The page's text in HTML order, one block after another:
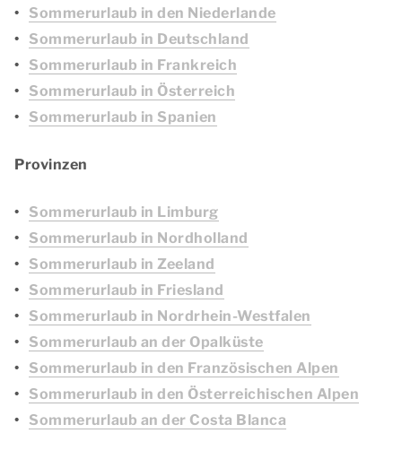
Sommerurlaub in den Niederlande
Sommerurlaub in Deutschland
Sommerurlaub in Frankreich
Sommerurlaub in Österreich
Sommerurlaub in Spanien
Provinzen
Sommerurlaub in Limburg
Sommerurlaub in Nordholland
Sommerurlaub in Zeeland
Sommerurlaub in Friesland
Sommerurlaub in Nordrhein-Westfalen
Sommerurlaub an der Opalküste
Sommerurlaub in den Französischen Alpen
Sommerurlaub in den Österreichischen Alpen
Sommerurlaub an der Costa Blanca